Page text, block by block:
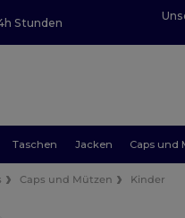
Stunden
Taschen Jacken Caps und
Caps und Mützen Kinder